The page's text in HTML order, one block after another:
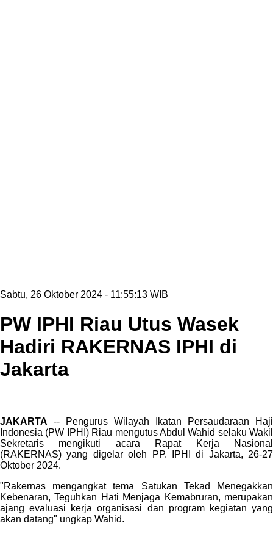
Sabtu, 26 Oktober 2024 - 11:55:13 WIB
PW IPHI Riau Utus Wasek
Hadiri RAKERNAS IPHI di
Jakarta
JAKARTA -- Pengurus Wilayah Ikatan Persaudaraan Haji
Indonesia (PW IPHI) Riau mengutus Abdul Wahid selaku Wakil
Sekretaris mengikuti acara Rapat Kerja Nasional
(RAKERNAS) yang digelar oleh PP. IPHI di Jakarta, 26-27
Oktober 2024.
"Rakernas mengangkat tema Satukan Tekad Menegakkan
Kebenaran, Teguhkan Hati Menjaga Kemabruran, merupakan
ajang evaluasi kerja organisasi dan program kegiatan yang
akan datang" ungkap Wahid.